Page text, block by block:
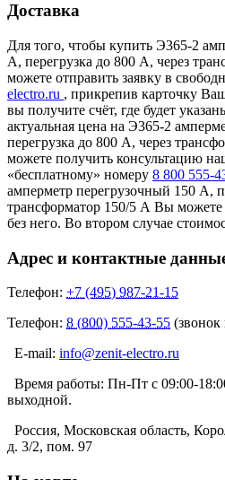
Доставка
Для того, чтобы купить Э365-2
А, перегрузка до 800 А, через
можете отправить заявку в
electro.ru , прикрепив карточку
вы получите счёт, где будет
актуальная цена на Э365-2
перегрузка до 800 А, через
можете получить консультацию
«бесплатному» номеру 8 800 555-
амперметр перегрузочный 150 А,
трансформатор 150/5 А Вы
без него. Во втором случае
Адрес и контактные
Телефон: +7 (495) 987-21-15
Телефон: 8 (800) 555-43-55
E-mail: info@zenit-electro.ru
Время работы: Пн-Пт с 09:00-
выходной.
Россия, Московская область,
д. 3/2, пом. 97